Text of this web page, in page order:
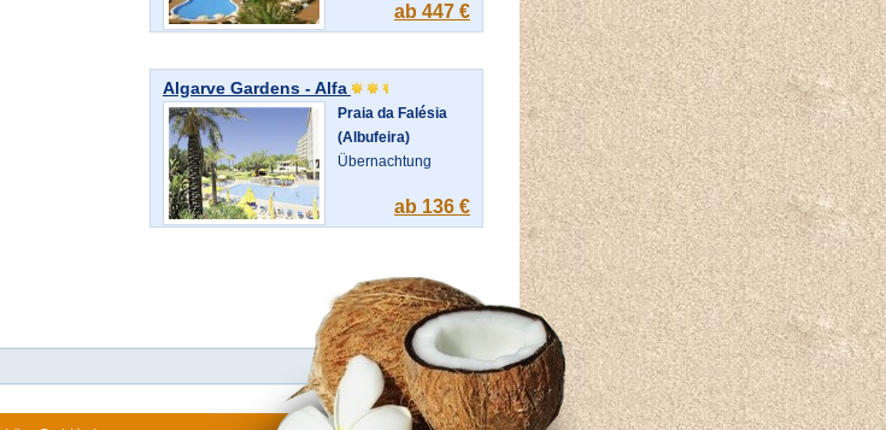
ab 447 €
Algarve Gardens - Alfa
Praia da Falésia
(Albufeira)
Übernachtung
ab 136 €